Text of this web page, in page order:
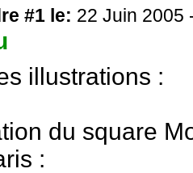
#1 le: 22 Juin 2005
illustrations :
du square
: